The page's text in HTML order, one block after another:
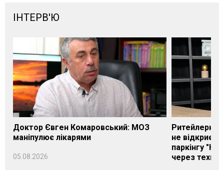
ІНТЕРВ'Ю
Доктор Євген Комаровський: МОЗ
маніпулює лікарями
05.08.2026
Ритейлерка
не
паркінгу
через